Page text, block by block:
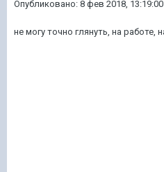
Опубликовано: 8 фев 2018, 13:19:00
не могу точно глянуть, на работе,